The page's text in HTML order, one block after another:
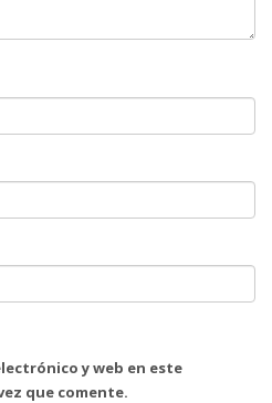
y web en este
que comente.